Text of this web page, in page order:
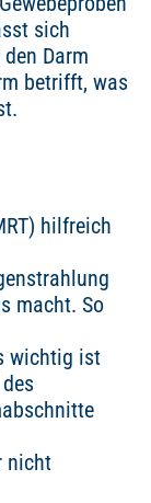
sich
Darm
betrifft, was
hilfreich
macht. So
wichtig ist
nicht